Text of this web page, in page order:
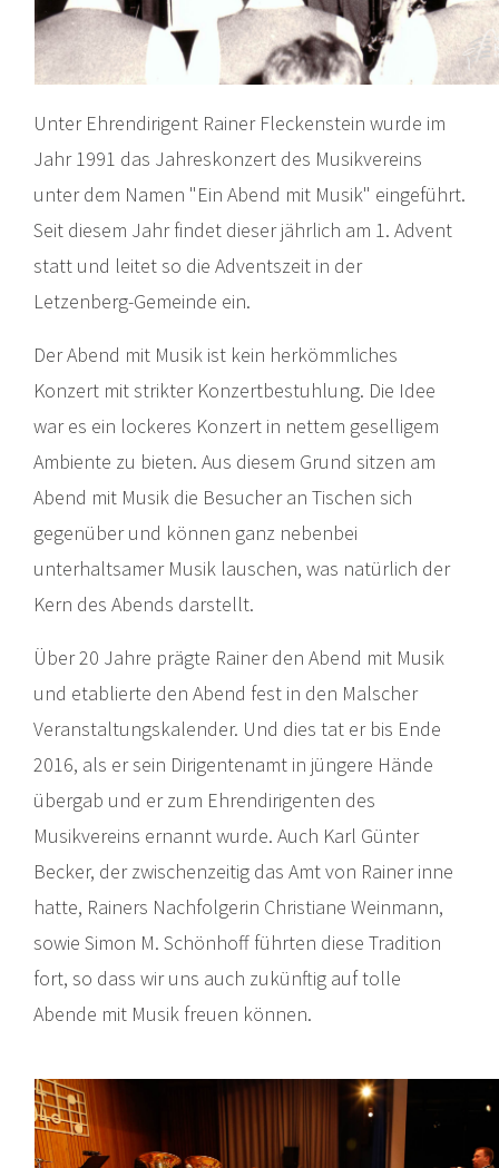
Unter Ehrendirigent Rainer Fleckenstein wurde im
Jahr 1991 das Jahreskonzert des Musikvereins
unter dem Namen "Ein Abend mit Musik" eingeführt.
Seit diesem Jahr findet dieser jährlich am 1. Advent
statt und leitet so die Adventszeit in der
Letzenberg-Gemeinde ein.
Der Abend mit Musik ist kein herkömmliches
Konzert mit strikter Konzertbestuhlung. Die Idee
war es ein lockeres Konzert in nettem geselligem
Ambiente zu bieten. Aus diesem Grund sitzen am
Abend mit Musik die Besucher an Tischen sich
gegenüber und können ganz nebenbei
unterhaltsamer Musik lauschen, was natürlich der
Kern des Abends darstellt.
Über 20 Jahre prägte Rainer den Abend mit Musik
und etablierte den Abend fest in den Malscher
Veranstaltungskalender. Und dies tat er bis Ende
2016, als er sein Dirigentenamt in jüngere Hände
übergab und er zum Ehrendirigenten des
Musikvereins ernannt wurde. Auch Karl Günter
Becker, der zwischenzeitig das Amt von Rainer inne
hatte, Rainers Nachfolgerin Christiane Weinmann,
sowie Simon M. Schönhoff führten diese Tradition
fort, so dass wir uns auch zukünftig auf tolle
Abende mit Musik freuen können.